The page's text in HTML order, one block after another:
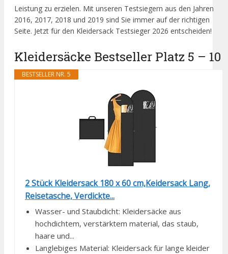
Leistung zu erzielen. Mit unseren Testsiegern aus den Jahren
2016, 2017, 2018 und 2019 sind Sie immer auf der richtigen
Seite. Jetzt für den Kleidersack Testsieger 2026 entscheiden!
Kleidersäcke Bestseller Platz 5 – 10
BESTSELLER NR. 5
2 Stück Kleidersack 180 x 60 cm,Keidersack Lang,
Reisetasche, Verdickte...
Wasser- und Staubdicht: Kleidersäcke aus
hochdichtem, verstärktem material, das staub,
haare und...
Langlebiges Material: Kleidersack für lange kleider